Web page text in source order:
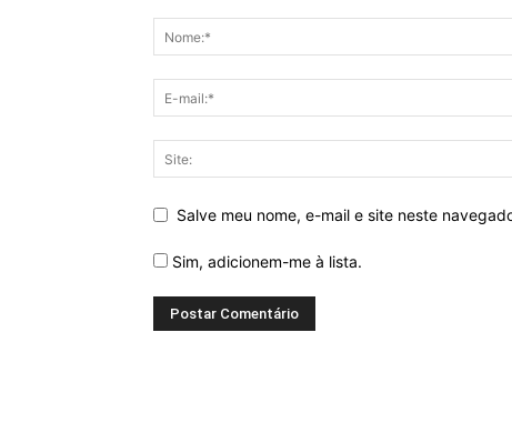
Salve meu nome, e-mail e site neste
Sim, adicionem-me à lista.